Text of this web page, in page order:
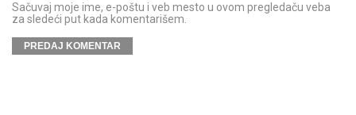
Sačuvaj moje ime, e-poštu i veb mesto u ovom pregledaču veba
za sledeći put kada komentarišem.